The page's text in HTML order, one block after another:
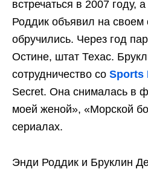
встречаться в 2007 году,
Роддик объявил на своем
обручились. Через год
Остине, штат Техас.
сотрудничество со Sports
Secret. Она снималась в
моей женой», «Морской
сериалах.
Энди Роддик и Бруклин